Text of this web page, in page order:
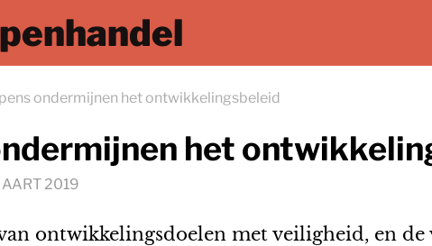
ondermijnen het ontwikkelingsbeleid
het
2019
ontwikkelingsdoelen met veiligheid, en